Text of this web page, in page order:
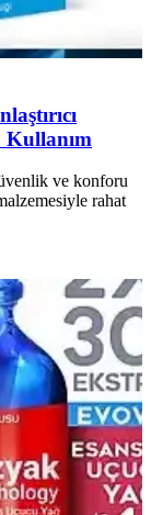
ve konforu
rahat